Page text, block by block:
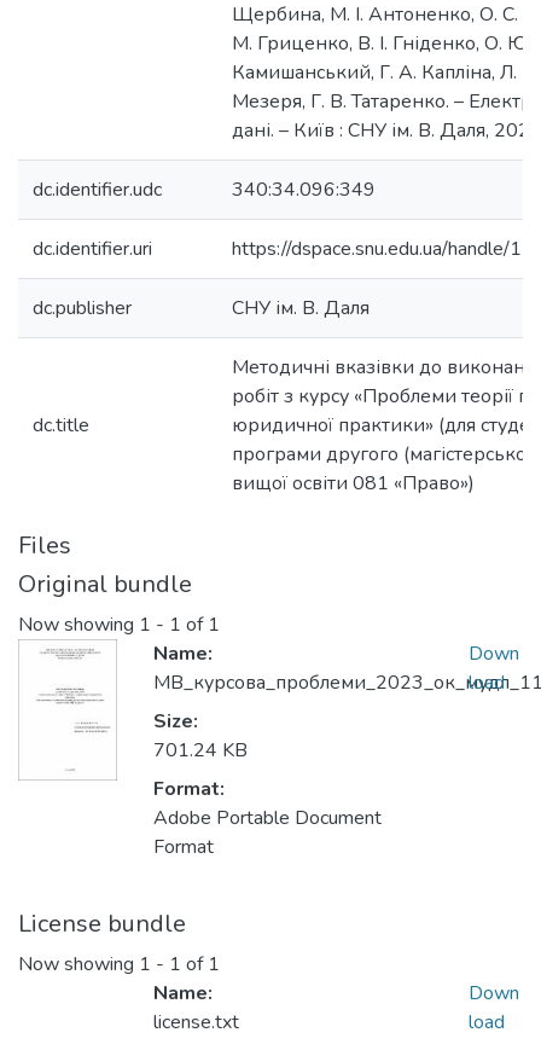
Щербина, М. І. Антоненко, О. С.
М. Гриценко, В. І. Гніденко, О. Ю.
Камишанський, Г. А. Капліна, Л.
Мезеря, Г. В. Татаренко. –
дані. – Київ : СНУ ім. В. Даля,
dc.identifier.udc 340:34.096:349
dc.identifier.uri https://dspace.snu.edu.ua/handle/
dc.publisher СНУ ім. В. Даля
dc.title
Методичні вказівки до
робіт з курсу «Проблеми теорії
юридичної практики» (для
програми другого
вищої освіти 081 «Право»)
Files
Original bundle
Now showing 1 - 1 of 1
Name:
Size:
701.24 KB
Format:
Adobe Portable Document
Format
Down
load
License bundle
Now showing 1 - 1 of 1
Name:
license.txt
Down
load